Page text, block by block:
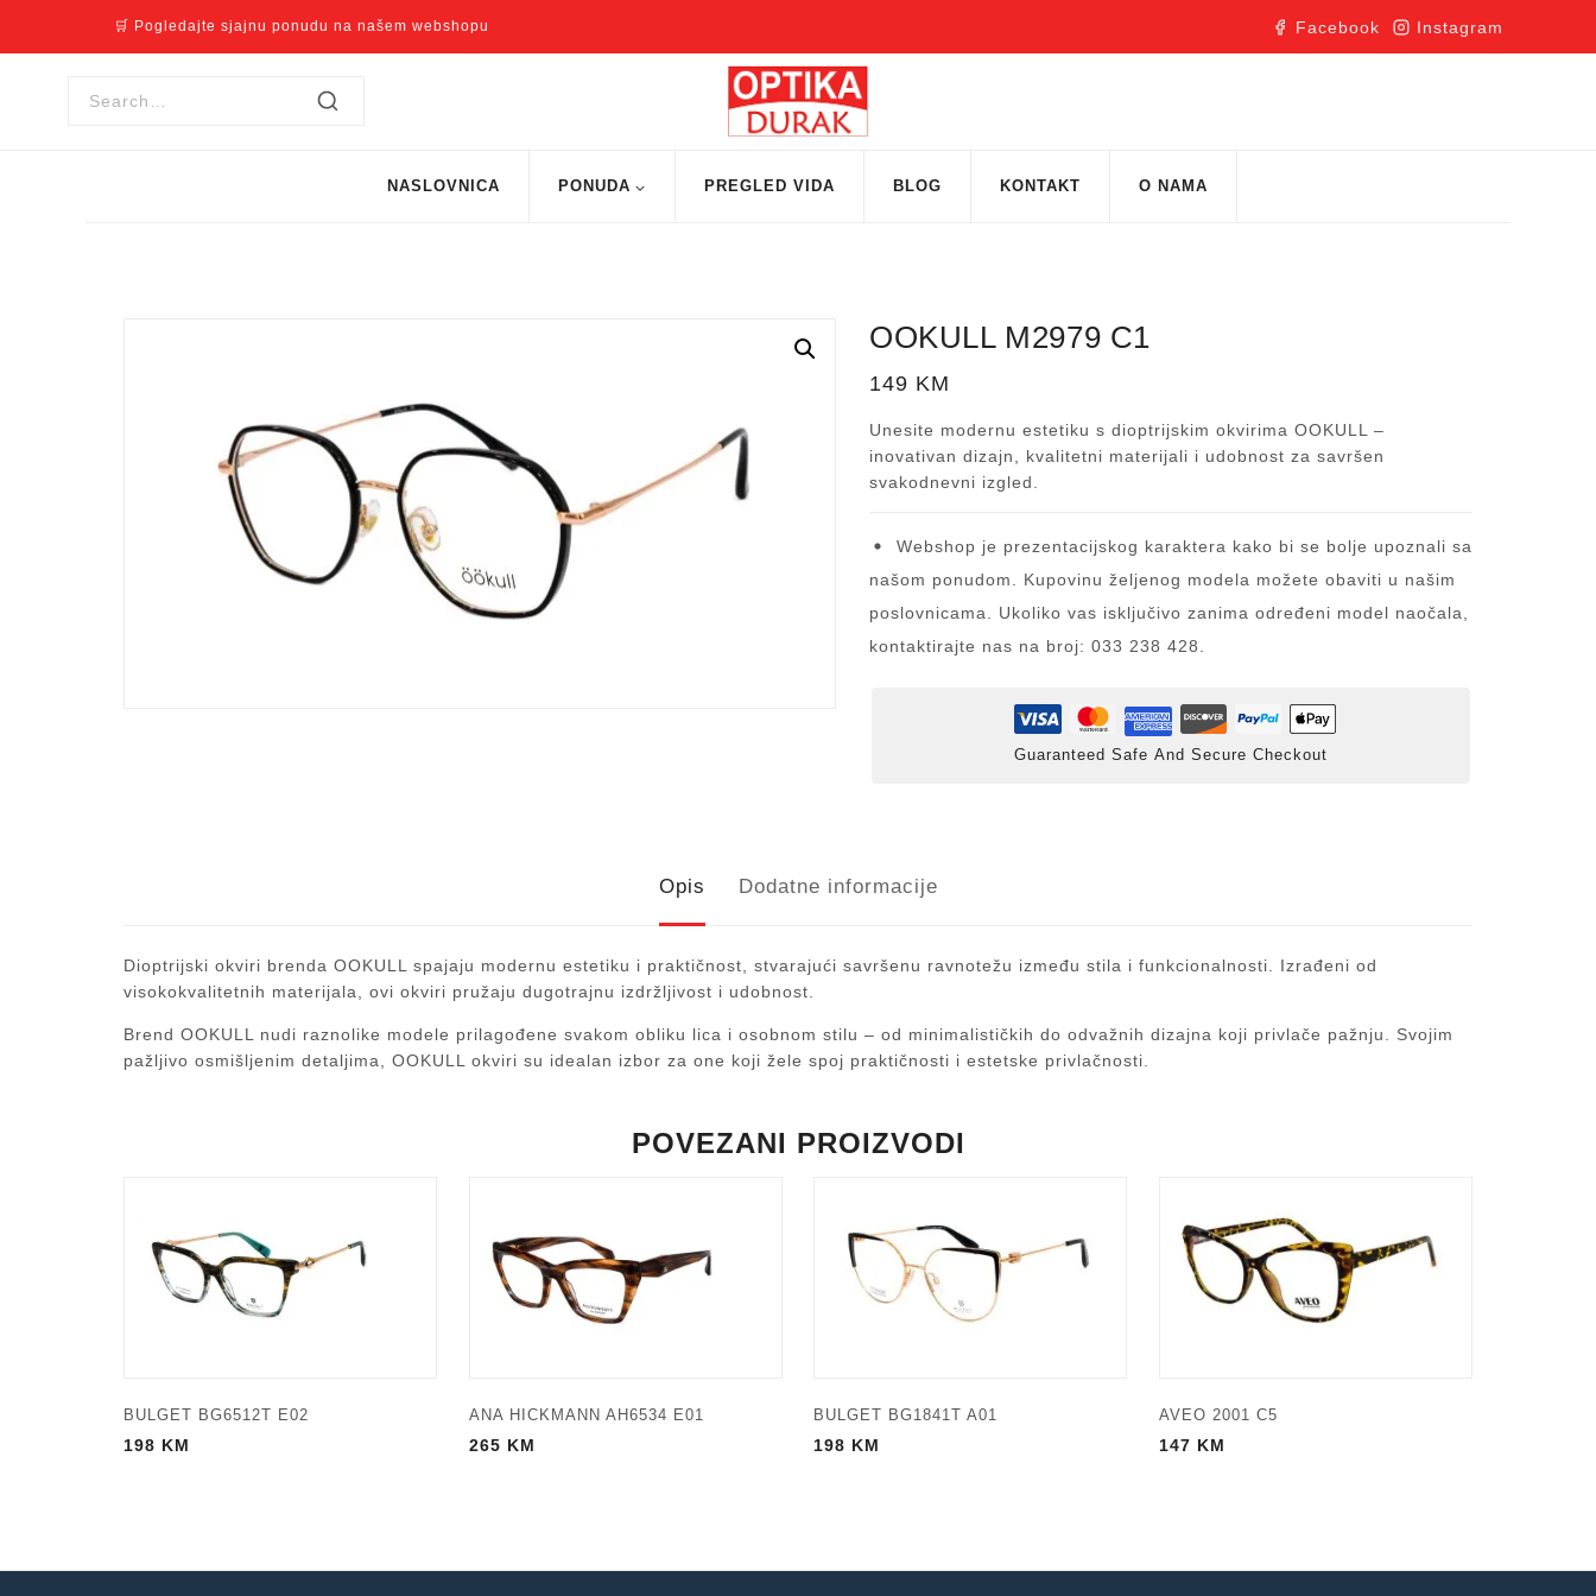
🛒 Pogledajte sjajnu ponudu na našem webshopu Facebook Instagram
NASLOVNICA PONUDA PREGLED VIDA BLOG KONTAKT O NAMA
OOKULL M2979 C1
149 KM
Unesite modernu estetiku s dioptrijskim okvirima OOKULL –
inovativan dizajn, kvalitetni materijali i udobnost za savršen
svakodnevni izgled.
Webshop je prezentacijskog karaktera kako bi se bolje upoznali sa
našom ponudom. Kupovinu željenog modela možete obaviti u našim
poslovnicama. Ukoliko vas isključivo zanima određeni model naočala,
kontaktirajte nas na broj: 033 238 428.
Guaranteed Safe And Secure Checkout
Opis Dodatne informacije
Dioptrijski okviri brenda OOKULL spajaju modernu estetiku i praktičnost, stvarajući savršenu ravnotežu između stila i funkcionalnosti. Izrađeni od
visokokvalitetnih materijala, ovi okviri pružaju dugotrajnu izdržljivost i udobnost.
Brend OOKULL nudi raznolike modele prilagođene svakom obliku lica i osobnom stilu – od minimalističkih do odvažnih dizajna koji privlače pažnju. Svojim
pažljivo osmišljenim detaljima, OOKULL okviri su idealan izbor za one koji žele spoj praktičnosti i estetske privlačnosti.
POVEZANI PROIZVODI
BULGET BG6512T E02
198 KM
ANA HICKMANN AH6534 E01
265 KM
BULGET BG1841T A01
198 KM
AVEO 2001 C5
147 KM